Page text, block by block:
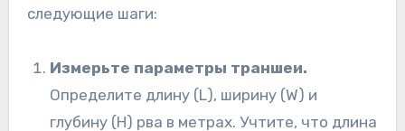
следующие шаги:
Измерьте параметры траншеи.
Определите длину (L), ширину (W) и
глубину (H) рва в метрах. Учтите, что длина